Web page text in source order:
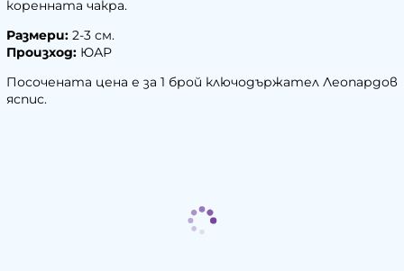
коренната чакра.
Размери: 2-3 см.
Произход: ЮАР
Посочената цена е за 1 брой ключодържател Леопардов
яспис.